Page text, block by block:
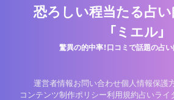
恐ろしい程当たる占
「ミエル」
驚異の的中率！口コミで話題の占い
運営者情報お問い合わせ個人情報保護
コンテンツ制作ポリシー利用規約占いライ